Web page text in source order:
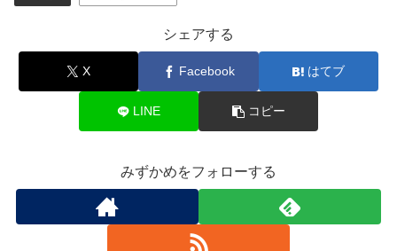
シェアする
X Facebook はてブ
LINE コピー
みずかめをフォローする